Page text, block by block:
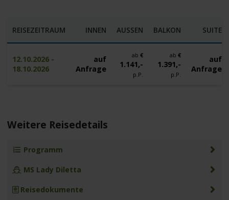
REISEZEITRAUM INNEN AUSSEN BALKON SUITE
12.10.2026 -
18.10.2026
auf
Anfrage
ab€
1.141,-
p.P.
ab€
1.391,-
p.P.
auf
Anfrage
Weitere Reisedetails
Programm
MS Lady Diletta
Reisedokumente